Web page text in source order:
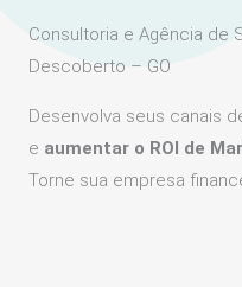
Consultoria e Agência de
Descoberto – GO
Desenvolva seus canais
e aumentar o ROI de
Torne sua empresa